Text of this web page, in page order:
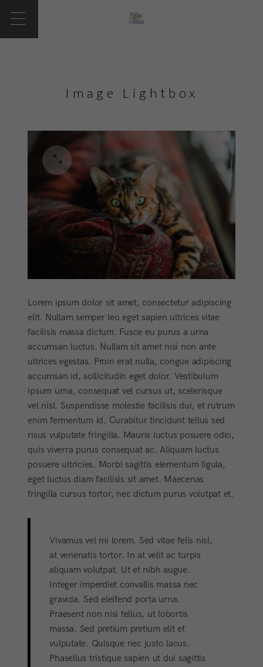
Image Lightbox
Lorem ipsum dolor sit amet, consectetur adipiscing
elit. Nullam semper leo eget sapien ultrices vitae
facilisis massa dictum. Fusce eu purus a urna
accumsan luctus. Nullam sit amet nisi non ante
ultrices egestas. Proin erat nulla, congue adipiscing
accumsan id, sollicitudin eget dolor. Vestibulum
ipsum urna, consequat vel cursus ut, scelerisque
vel nisl. Suspendisse molestie facilisis dui, et rutrum
enim fermentum id. Curabitur tincidunt tellus sed
risus vulputate fringilla. Mauris luctus posuere odio,
quis viverra purus consequat ac. Aliquam luctus
posuere ultricies. Morbi sagittis elementum ligula,
eget luctus diam facilisis sit amet. Maecenas
fringilla cursus tortor, nec dictum purus volutpat et.
Vivamus vel mi lorem. Sed vitae felis nisl,
at venenatis tortor. In at velit ac turpis
aliquam volutpat. Ut et nibh augue.
Integer imperdiet convallis massa nec
gravida. Sed eleifend porta urna.
Praesent non nisi tellus, ut lobortis
massa. Sed pretium pretium elit et
vulputate. Quisque nec justo lacus.
Phasellus tristique sapien ut dui sagittis